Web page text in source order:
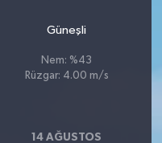
Güneşli
Nem: %43
Rüzgar: 4.00 m/s
14 AĞUSTOS